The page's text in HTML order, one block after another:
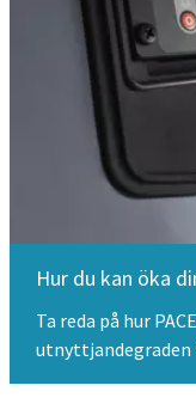
Hur du kan öka
Ta reda på hur
utnyttjandegraden